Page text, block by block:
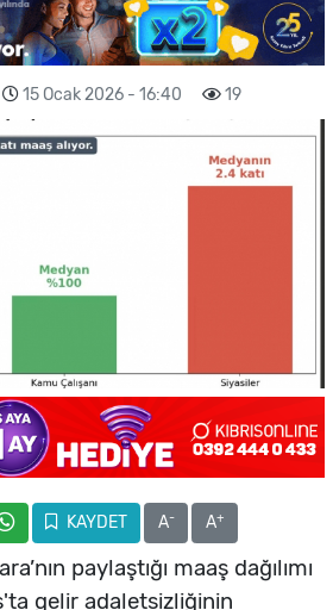
15 Ocak 2026 - 16:40 19
KAYDET A- A+
paylaştığı maaş dağılımı
gelir adaletsizliğinin